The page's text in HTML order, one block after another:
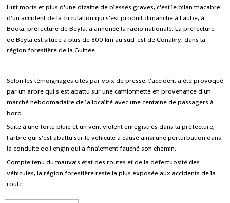
Huit morts et plus d'une dizaine de blessés graves, c'est le bilan macabre
d'un accident de la circulation qui s'est produit dimanche à l'aube, à
Boola, préfecture de Beyla, a annoncé la radio nationale. La préfecture
de Beyla est située à plus de 800 km au sud-est de Conakry, dans la
région forestière de la Guinée.
Selon les témoignages cités par voix de presse, l'accident a été provoqué
par un arbre qui s'est abattu sur une camionnette en provenance d'un
marché hebdomadaire de la localité avec une centaine de passagers à
bord.
Suite à une forte pluie et un vent violent enregistrés dans la préfecture,
l'arbre qui s'est abattu sur le véhicule a causé ainsi une perturbation dans
la conduite de l'engin qui a finalement fauché son chemin.
Compte tenu du mauvais état des routes et de la défectuosité des
véhicules, la région forestière reste la plus exposée aux accidents de la
route.